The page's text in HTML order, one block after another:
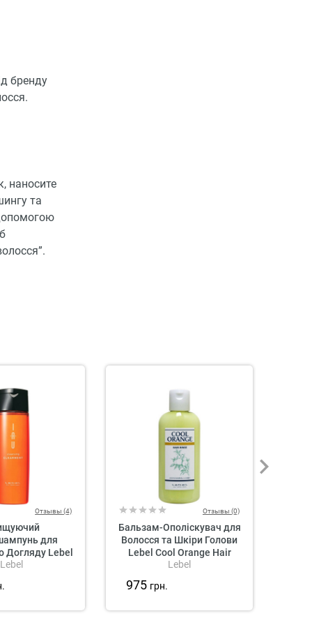
бренду
наносите
та
Отзывы (4)
для
Догляду Lebel
Clearment
Lebel
Отзывы (0)
Бальзам-Ополіскувач для
Волосся та Шкіри Голови
Lebel Cool Orange Hair
Rinse
Lebel
975 грн.